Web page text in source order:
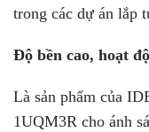
trong các dự án lắp
Độ bền cao, hoạt
Là sản phẩm của
1UQM3R cho ánh